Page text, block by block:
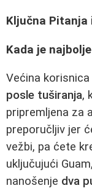
Ključna Pitanja
Kada je
Većina
posle tuširanja,
pripremljena za
preporučljiv jer
vežbi, pa ćete
uključujući
nanošenje dva